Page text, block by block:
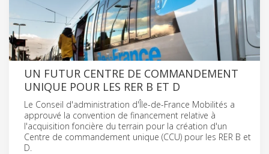
UN FUTUR CENTRE DE COMMANDEMENT
UNIQUE POUR LES RER B ET D
Le Conseil d'administration d'Île-de-France Mobilités a
approuvé la convention de financement relative à
l'acquisition foncière du terrain pour la création d'un
Centre de commandement unique (CCU) pour les RER B et
D.